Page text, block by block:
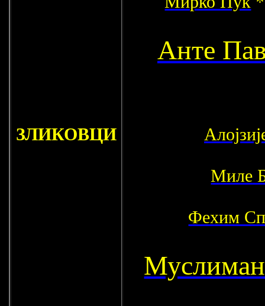
ЗЛИКОВЦИ
Анте
Миле
Фехим